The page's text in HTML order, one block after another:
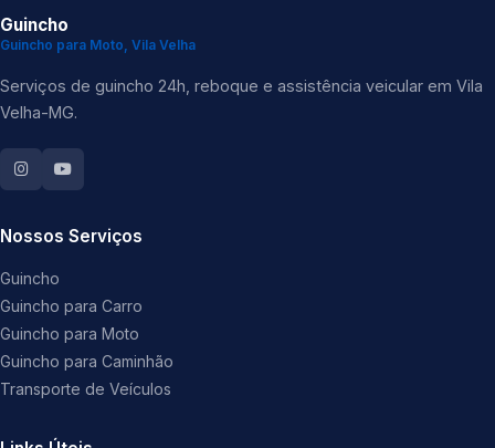
Guincho
Guincho para Moto, Vila Velha
Serviços de guincho 24h, reboque e assistência veicular em Vila
Velha-MG.
Nossos Serviços
Guincho
Guincho para Carro
Guincho para Moto
Guincho para Caminhão
Transporte de Veículos